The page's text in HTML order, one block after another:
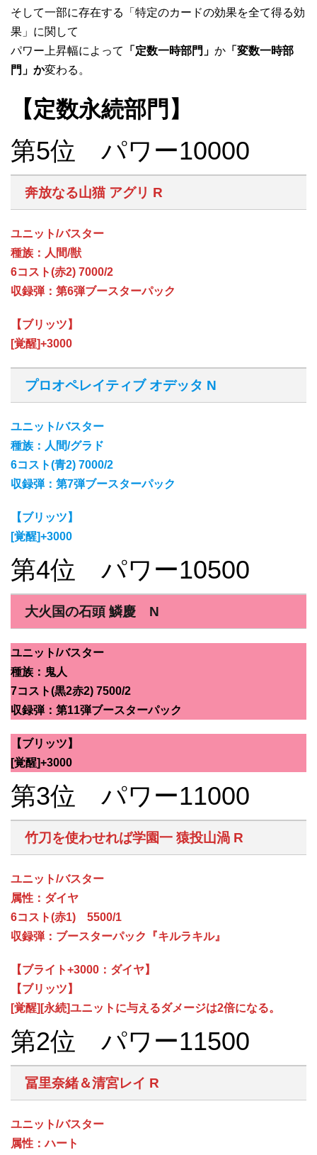
そして一部に存在する「特定のカードの効果を全て得る効
果」に関して
パワー上昇幅によって
「定数一時部門」 か 「変数一時部
門」か変わる。
【定数永続部門】
第5位 パワー10000
奔放なる山猫 アグリ R
ユニット/バスター
種族：人間/獣
6コスト(赤2) 7000/2
収録弾：第6弾ブースターパック
【ブリッツ】
[覚醒]+3000
プロオペレイティブ オデッタ N
ユニット/バスター
種族：人間/グラド
6コスト(青2) 7000/2
収録弾：第7弾ブースターパック
【ブリッツ】
[覚醒]+3000
第4位 パワー10500
大火国の石頭 鱗慶 N
ユニット/バスター
種族：鬼人
7コスト(黒2赤2) 7500/2
収録弾：第11弾ブースターパック
【ブリッツ】
[覚醒]+3000
第3位 パワー11000
竹刀を使わせれば学園一 猿投山渦 R
ユニット/バスター
属性：ダイヤ
6コスト(赤1) 5500/1
収録弾：ブースターパック『キルラキル』
【ブライト+3000：ダイヤ】
【ブリッツ】
[覚醒][永続]ユニットに与えるダメージは2倍になる。
第2位 パワー11500
冨里奈緒＆清宮レイ R
ユニット/バスター
属性：ハート